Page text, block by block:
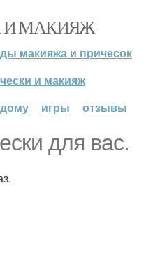
И МАКИЯЖ
макияжа и причесок
и макияж
игры отзывы
для вас.